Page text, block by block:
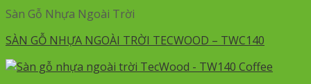
Sàn Gỗ Nhựa Ngoài Trời
SÀN GỖ NHỰA NGOÀI TRỜI TECWOOD – TWC140